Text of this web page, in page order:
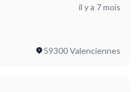
il y a 7 mois
59300 Valenciennes